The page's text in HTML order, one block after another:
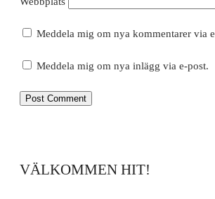
Meddela mig om nya kommentarer via
Meddela mig om nya inlägg via e-post.
VÄLKOMMEN HIT!